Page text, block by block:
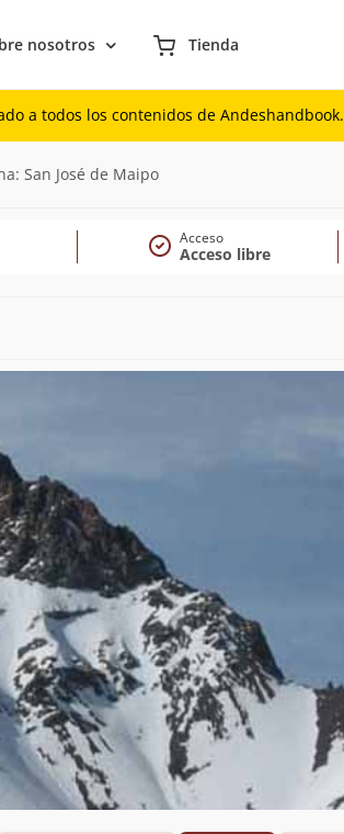
nosotros Tienda
a todos los contenidos de Andeshandbook.
San José de Maipo
Acceso
Acceso libre